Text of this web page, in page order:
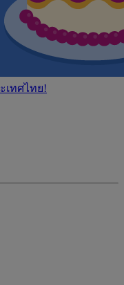
เทศไทย!